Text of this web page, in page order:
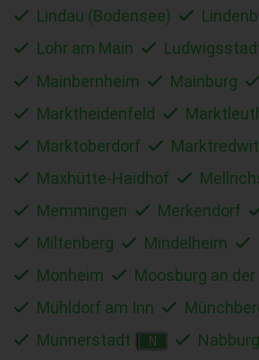
Lindau (Bodensee)
Lohr am Main
Mainbernheim Mainburg
Marktheidenfeld
Marktoberdorf
Maxhütte-Haidhof
Memmingen
Merkendorf
Miltenberg
Mindelheim
Monheim
Moosburg an der
Mühldorf am Inn
Münnerstadt
N Nabburg